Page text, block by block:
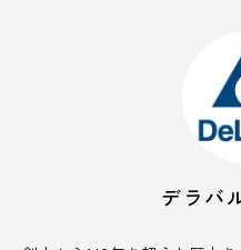
デラバ